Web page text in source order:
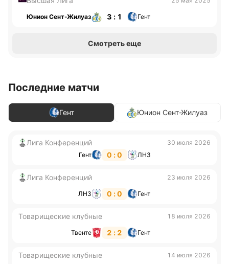
Юнион Сент-Жилуаз 3 : 1 Гент
Смотреть еще
Последние матчи
Гент Юнион Сент-Жилуаз
Лига Конференций
30 июля 2026
Гент
0 : 0 ЛНЗ
Лига Конференций 23 июля 2026
ЛНЗ 0 : 0 Гент
Товарищеские клубные 18 июля 2026
Твенте 2 : 2 Гент
Товарищеские клубные 14 июля 2026